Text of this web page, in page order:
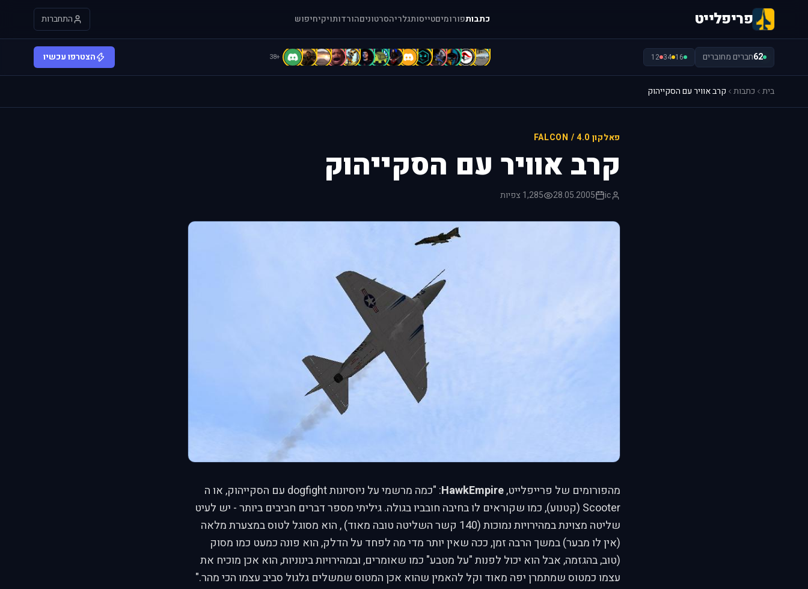
פריפלייט כתבותפורומיםטייסותגלריהסרטוניםהורדותויקיחיפוש התחברות
62חברים מחוברים 16
34
12
[
A
A
A
B
B
b
C
C
C
D
D
d
D
+38 הצטרפו עכשיו
בית כתבות קרב אוויר עם הסקייהוק
פאלקון 4.0 / FALCON
קרב אוויר עם הסקייהוק
ic
28.05.2005 1,285 צפיות
מהפורומים של פרייפלייט,HawkEmpire
: "כמה מרשמי על ניוסיונות dogfight עם הסקייהוק, או ה
Scooter (קטנוע), כמו שקוראים לו בחיבה חובביו בגולה. גיליתי מספר דברים חביבים ביותר - יש לעיט
שליטה מצוינת במהירויות נמוכות (140 קשר השליטה טובה מאוד) , הוא מסוגל לטוס במצערת מלאה
(אין לו מבער) במשך הרבה זמן, ככה שאין יותר מדי מה לפחד על הדלק, הוא פונה כמעט כמו מסוק
(טוב, בהגזמה, אבל הוא יכול לפנות "על מטבע" כמו שאומרים, ובמהירויות בינוניות, הוא אכן מוכיח את
עצמו כמטוס שמתמרן יפה מאוד וקל להאמין שהוא אכן המטוס שמשלים גלגול סביב עצמו הכי מהר."